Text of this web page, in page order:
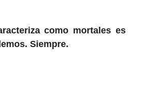
como mortales es
Siempre.